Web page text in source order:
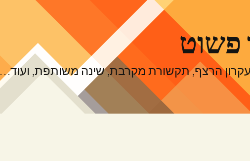
פשוט
עקרון הרצף, תקשורת מקרבת, שינה משותפת, ועוד…